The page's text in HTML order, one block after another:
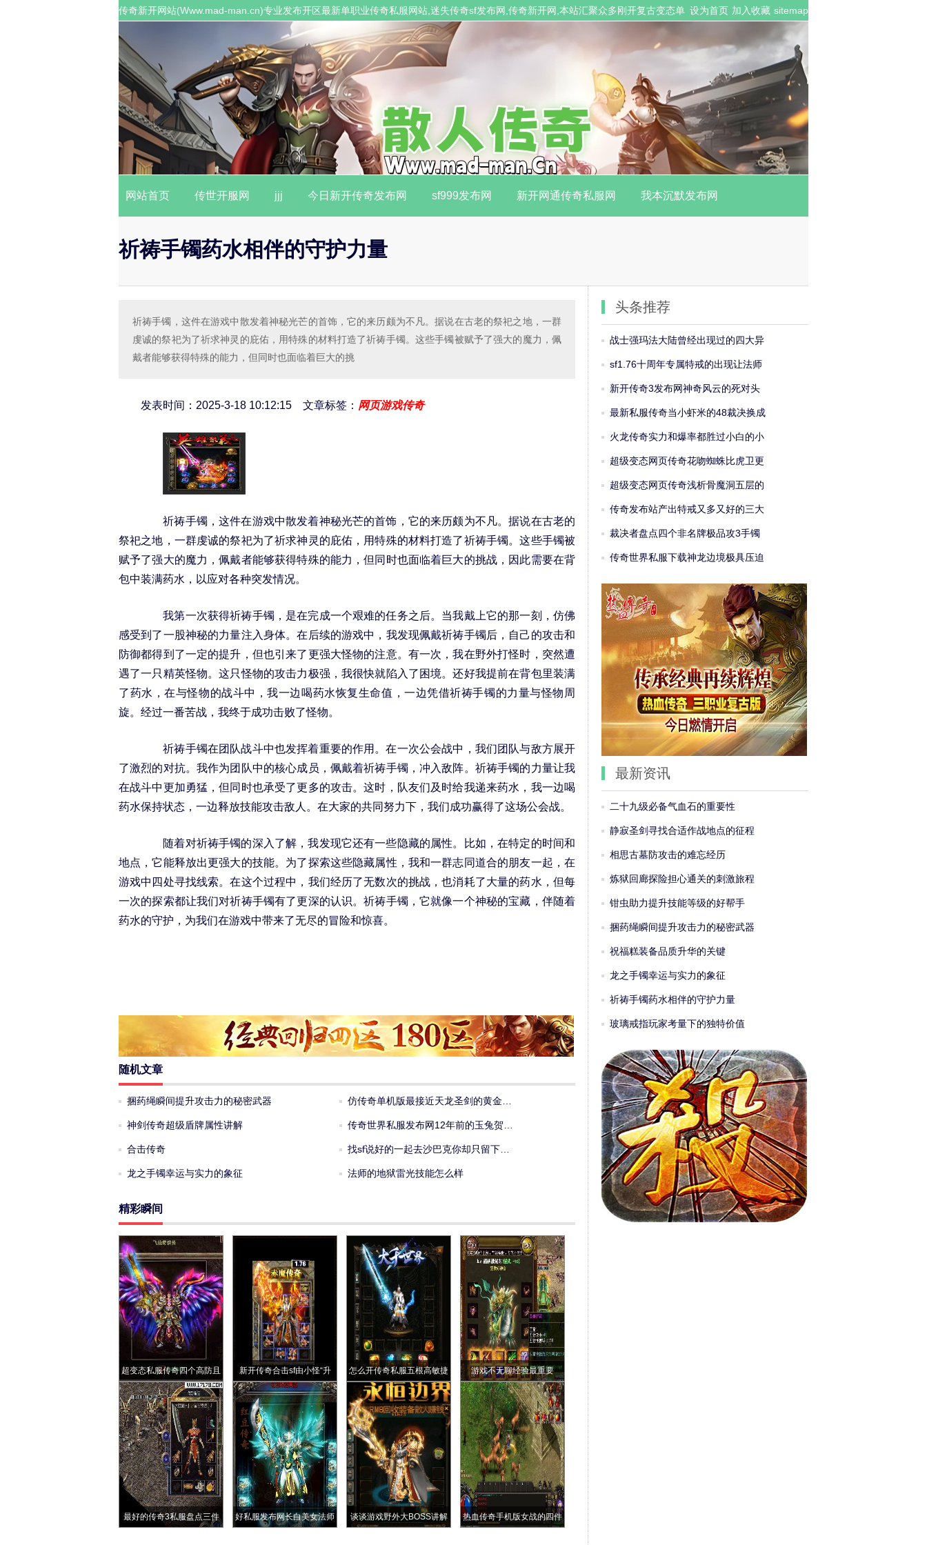
设为首页 加入收藏 sitemap
传奇新开网站(Www.mad-man.cn)专业发布开区最新单职业传奇私服网站,迷失传奇sf发布网,传奇新开网,本站汇聚众多刚开复古变态单
网站首页 传世开服网 jjj 今日新开传奇发布网 sf999发布网 新开网通传奇私服网 我本沉默发布网
祈祷手镯药水相伴的守护力量
祈祷手镯，这件在游戏中散发着神秘光芒的首饰，它的来历颇为不凡。据说在古老的祭祀之地，一群
虔诚的祭祀为了祈求神灵的庇佑，用特殊的材料打造了祈祷手镯。这些手镯被赋予了强大的魔力，佩
戴者能够获得特殊的能力，但同时也面临着巨大的挑
发表时间：2025-3-18 10:12:15 文章标签： 网页游戏传奇
祈祷手镯，这件在游戏中散发着神秘光芒的首饰，它的来历颇为不凡。据说在古老的
祭祀之地，一群虔诚的祭祀为了祈求神灵的庇佑，用特殊的材料打造了祈祷手镯。这些手镯被
赋予了强大的魔力，佩戴者能够获得特殊的能力，但同时也面临着巨大的挑战，因此需要在背
包中装满药水，以应对各种突发情况。
我第一次获得祈祷手镯，是在完成一个艰难的任务之后。当我戴上它的那一刻，仿佛
感受到了一股神秘的力量注入身体。在后续的游戏中，我发现佩戴祈祷手镯后，自己的攻击和
防御都得到了一定的提升，但也引来了更强大怪物的注意。有一次，我在野外打怪时，突然遭
遇了一只精英怪物。这只怪物的攻击力极强，我很快就陷入了困境。还好我提前在背包里装满
了药水，在与怪物的战斗中，我一边喝药水恢复生命值，一边凭借祈祷手镯的力量与怪物周
旋。经过一番苦战，我终于成功击败了怪物。
祈祷手镯在团队战斗中也发挥着重要的作用。在一次公会战中，我们团队与敌方展开
了激烈的对抗。我作为团队中的核心成员，佩戴着祈祷手镯，冲入敌阵。祈祷手镯的力量让我
在战斗中更加勇猛，但同时也承受了更多的攻击。这时，队友们及时给我递来药水，我一边喝
药水保持状态，一边释放技能攻击敌人。在大家的共同努力下，我们成功赢得了这场公会战。
随着对祈祷手镯的深入了解，我发现它还有一些隐藏的属性。比如，在特定的时间和
地点，它能释放出更强大的技能。为了探索这些隐藏属性，我和一群志同道合的朋友一起，在
游戏中四处寻找线索。在这个过程中，我们经历了无数次的挑战，也消耗了大量的药水，但每
一次的探索都让我们对祈祷手镯有了更深的认识。祈祷手镯，它就像一个神秘的宝藏，伴随着
药水的守护，为我们在游戏中带来了无尽的冒险和惊喜。
随机文章
捆药绳瞬间提升攻击力的秘密武器 仿传奇单机版最接近天龙圣剑的黄金…
神剑传奇超级盾牌属性讲解 传奇世界私服发布网12年前的玉兔贺…
合击传奇 找sf说好的一起去沙巴克你却只留下…
龙之手镯幸运与实力的象征 法师的地狱雷光技能怎么样
精彩瞬间
超变态私服传奇四个高防且
高魔法的极品手镯防2魔5大
手镯真香
新开传奇合击sf由小怪“升
级”而成的BOSS暗之骷髅精
灵
怎么开传奇私服五根高敏捷
项链其中敏6躲避手链竟然
有两根
游戏不无聊经验最重要
最好的传奇3私服盘点三件 好私服发布网长白美女法师 谈谈游戏野外大BOSS讲解 热血传奇手机版女战的四件
头条推荐
战士强玛法大陆曾经出现过的四大异
sf1.76十周年专属特戒的出现让法师
新开传奇3发布网神奇风云的死对头
最新私服传奇当小虾米的48裁决换成
火龙传奇实力和爆率都胜过小白的小
超级变态网页传奇花吻蜘蛛比虎卫更
超级变态网页传奇浅析骨魔洞五层的
传奇发布站产出特戒又多又好的三大
裁决者盘点四个非名牌极品攻3手镯
传奇世界私服下载神龙边境极具压迫
最新资讯
二十九级必备气血石的重要性
静寂圣剑寻找合适作战地点的征程
相思古墓防攻击的难忘经历
炼狱回廊探险担心通关的刺激旅程
钳虫助力提升技能等级的好帮手
捆药绳瞬间提升攻击力的秘密武器
祝福糕装备品质升华的关键
龙之手镯幸运与实力的象征
祈祷手镯药水相伴的守护力量
玻璃戒指玩家考量下的独特价值